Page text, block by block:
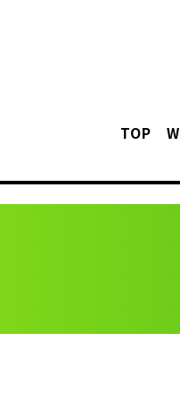
TOP